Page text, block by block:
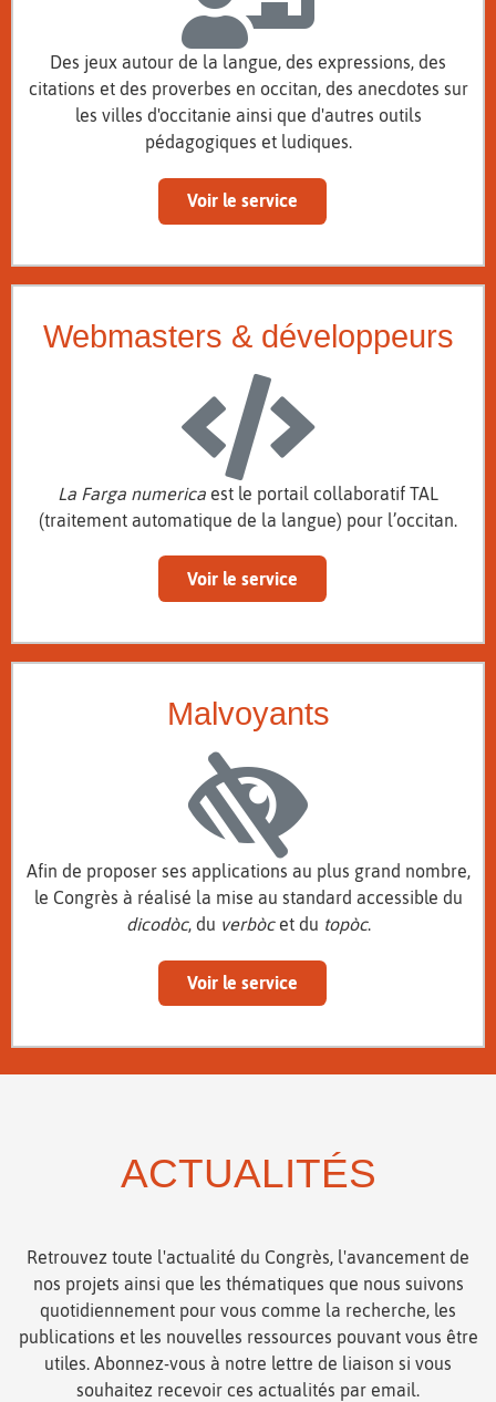
Des jeux autour de la langue, des expressions, des
citations et des proverbes en occitan, des anecdotes sur
les villes d'occitanie ainsi que d'autres outils
pédagogiques et ludiques.
Voir le service
Webmasters & développeurs
La Farga numerica est le portail collaboratif TAL
(traitement automatique de la langue) pour l’occitan.
Voir le service
Malvoyants
Afin de proposer ses applications au plus grand nombre,
le Congrès à réalisé la mise au standard accessible du
dicodòc, du verbòcet du topòc.
Voir le service
ACTUALITÉS
Retrouvez toute l'actualité du Congrès, l'avancement de
nos projets ainsi que les thématiques que nous suivons
quotidiennement pour vous comme la recherche, les
publications et les nouvelles ressources pouvant vous être
utiles. Abonnez-vous à notre lettre de liaison si vous
souhaitez recevoir ces actualités par email.